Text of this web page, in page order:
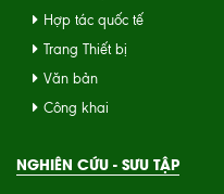
Hợp tác quốc tế
Trang Thiết bị
Văn bản
Công khai
NGHIÊN CỨU - SƯU TẬP